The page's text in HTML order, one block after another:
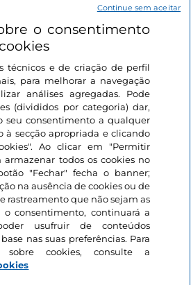
o consentimento
técnicos e de criação de perfil
para melhorar a navegação
análises agregadas. Pode
(divididos por categoria) dar,
seu consentimento a qualquer
à secção apropriada e clicando
Ao clicar em "Permitir
armazenar todos os cookies no
"Fechar" fecha o banner;
na ausência de cookies ou de
rastreamento que não sejam as
o consentimento, continuará a
usufruir de conteúdos
nas suas preferências. Para
sobre cookies, consulte a
Continue sem aceitar